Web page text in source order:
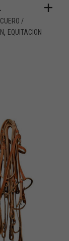
CUERO /
, EQUITACION